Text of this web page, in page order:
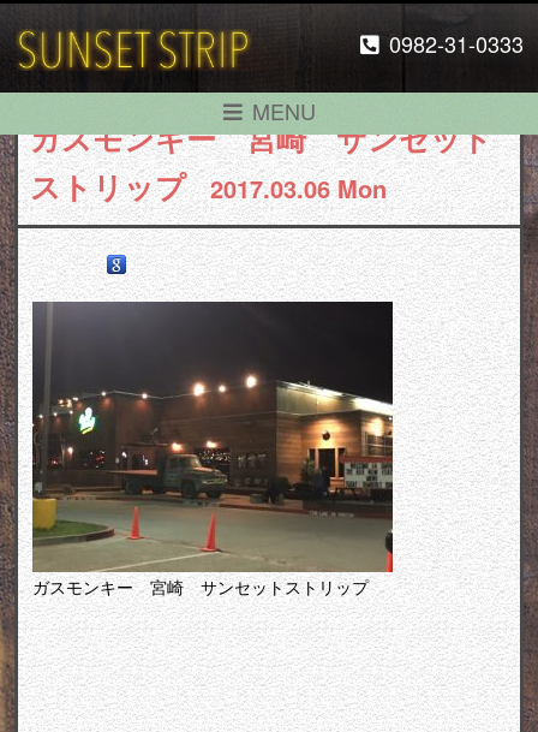
0982-31-0333
MENU
ガスモンキー 宮崎 サンセット
ストリップ
2017.03.06 Mon
ガスモンキー 宮崎 サンセットストリップ